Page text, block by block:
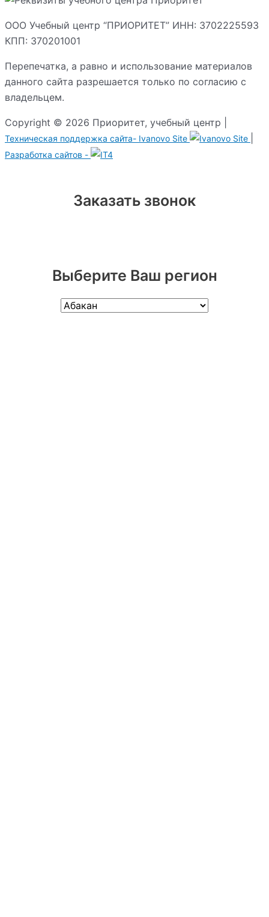
ООО Учебный центр “ПРИОРИТЕТ” ИНН: 3702225593
КПП: 370201001
Перепечатка, а равно и использование материалов
данного сайта разрешается только по согласию с
владельцем.
Copyright © 2026 Приоритет, учебный центр |
Техническая поддержка сайта- Ivanovo Site
Разработка сайтов -
Заказать звонок
Выберите Ваш регион